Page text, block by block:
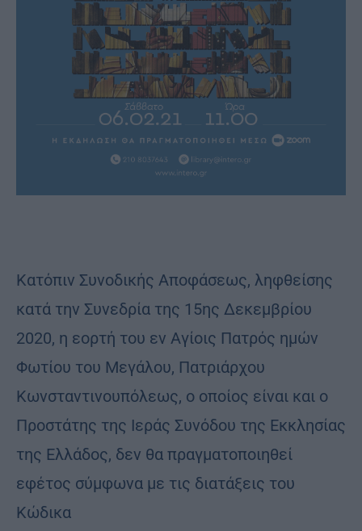
Κατόπιν Συνοδικής Αποφάσεως, ληφθείσης
κατά την Συνεδρία της 15ης Δεκεμβρίου
2020, η εορτή του εν Αγίοις Πατρός ημών
Φωτίου του Μεγάλου, Πατριάρχου
Κωνσταντινουπόλεως, ο οποίος είναι και ο
Προστάτης της Ιεράς Συνόδου της Εκκλησίας
της Ελλάδος, δεν θα πραγματοποιηθεί
εφέτος σύμφωνα με τις διατάξεις του
Κώδικα